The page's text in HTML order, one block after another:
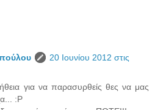
20 Ιουνίου 2012 στις
για να παρασυρθείς θες να μας
:P